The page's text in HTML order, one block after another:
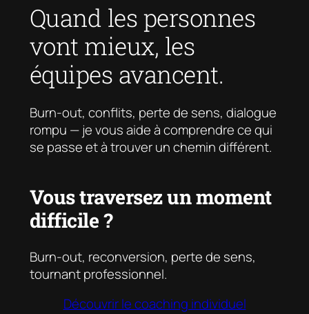
Quand les personnes
vont mieux, les
équipes avancent.
Burn-out, conflits, perte de sens, dialogue
rompu — je vous aide à comprendre ce qui
se passe et à trouver un chemin différent.
Vous traversez un moment
difficile ?
Burn-out, reconversion, perte de sens,
tournant professionnel.
Découvrir le coaching individuel